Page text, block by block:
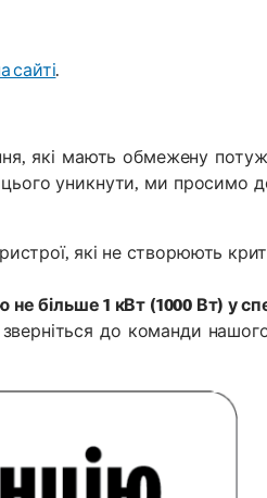
сайті.
які мають обмежену
уникнути, ми просимо
які не створюють
більше 1 кВт (1000 Вт) у
до команди